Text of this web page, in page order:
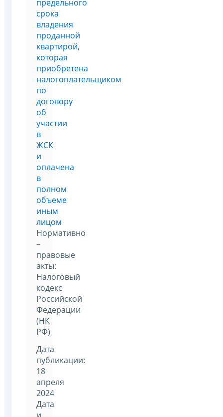
предельного
срока
владения
проданной
квартирой,
которая
приобретена
налогоплательщиком
по
договору
об
участии
в
ЖСК
и
оплачена
в
полном
объеме
иным
лицом
Нормативно
–
правовые
акты:
Налоговый
кодекс
Российской
Федерации
(НК
РФ)
Дата
публикации:
18
апреля
2024
Дата
и